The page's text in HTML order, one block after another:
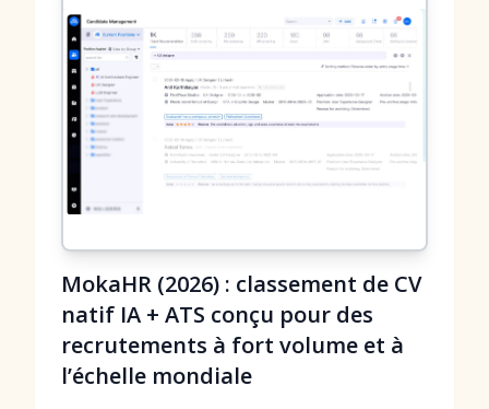
MokaHR (2026) : classement de CV
natif IA + ATS conçu pour des
recrutements à fort volume et à
l’échelle mondiale